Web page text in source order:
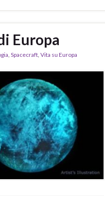
Europa
, Spacecraft, Vita su Europa